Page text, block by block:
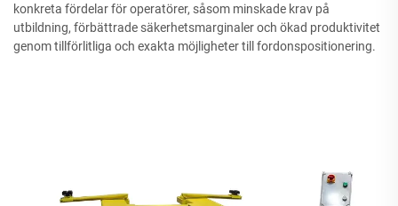
konkreta fördelar för operatörer, såsom minskade krav på
utbildning, förbättrade säkerhetsmarginaler och ökad produktivitet
genom tillförlitliga och exakta möjligheter till fordonspositionering.